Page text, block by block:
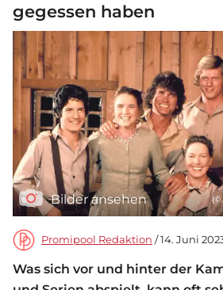
gegessen haben
Bilder ansehen (©
Promipool Redaktion / 14. Juni
Was sich vor und hinter der